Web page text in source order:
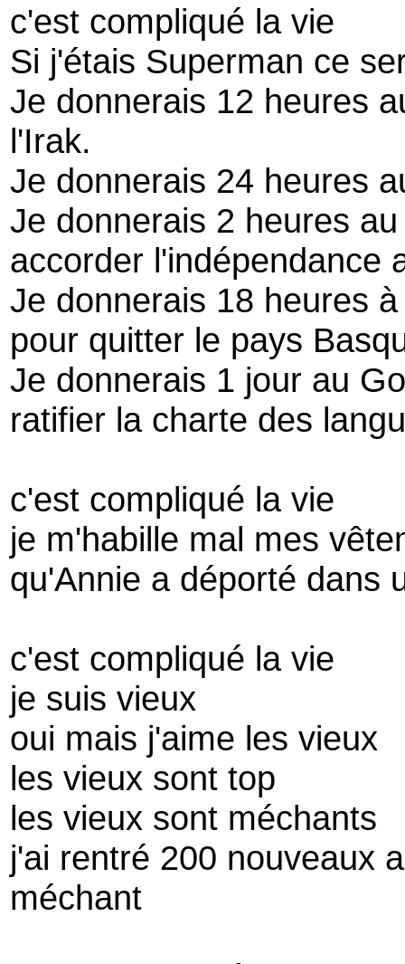
c'est compliqué la vie
Si j'étais Superman ce
Je donnerais 12 heures
l'Irak.
Je donnerais 24 heures
Je donnerais 2 heures
accorder l'indépendance
Je donnerais 18 heures
pour quitter le pays
Je donnerais 1 jour au
ratifier la charte des
c'est compliqué la vie
je m'habille mal mes
qu'Annie a déporté dans
c'est compliqué la vie
je suis vieux
oui mais j'aime les vieux
les vieux sont top
les vieux sont méchants
j'ai rentré 200 nouveaux
méchant